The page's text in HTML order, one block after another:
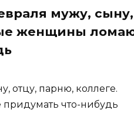
мужу, сыну,
женщины
отцу, парню, коллеге.
что-нибудь